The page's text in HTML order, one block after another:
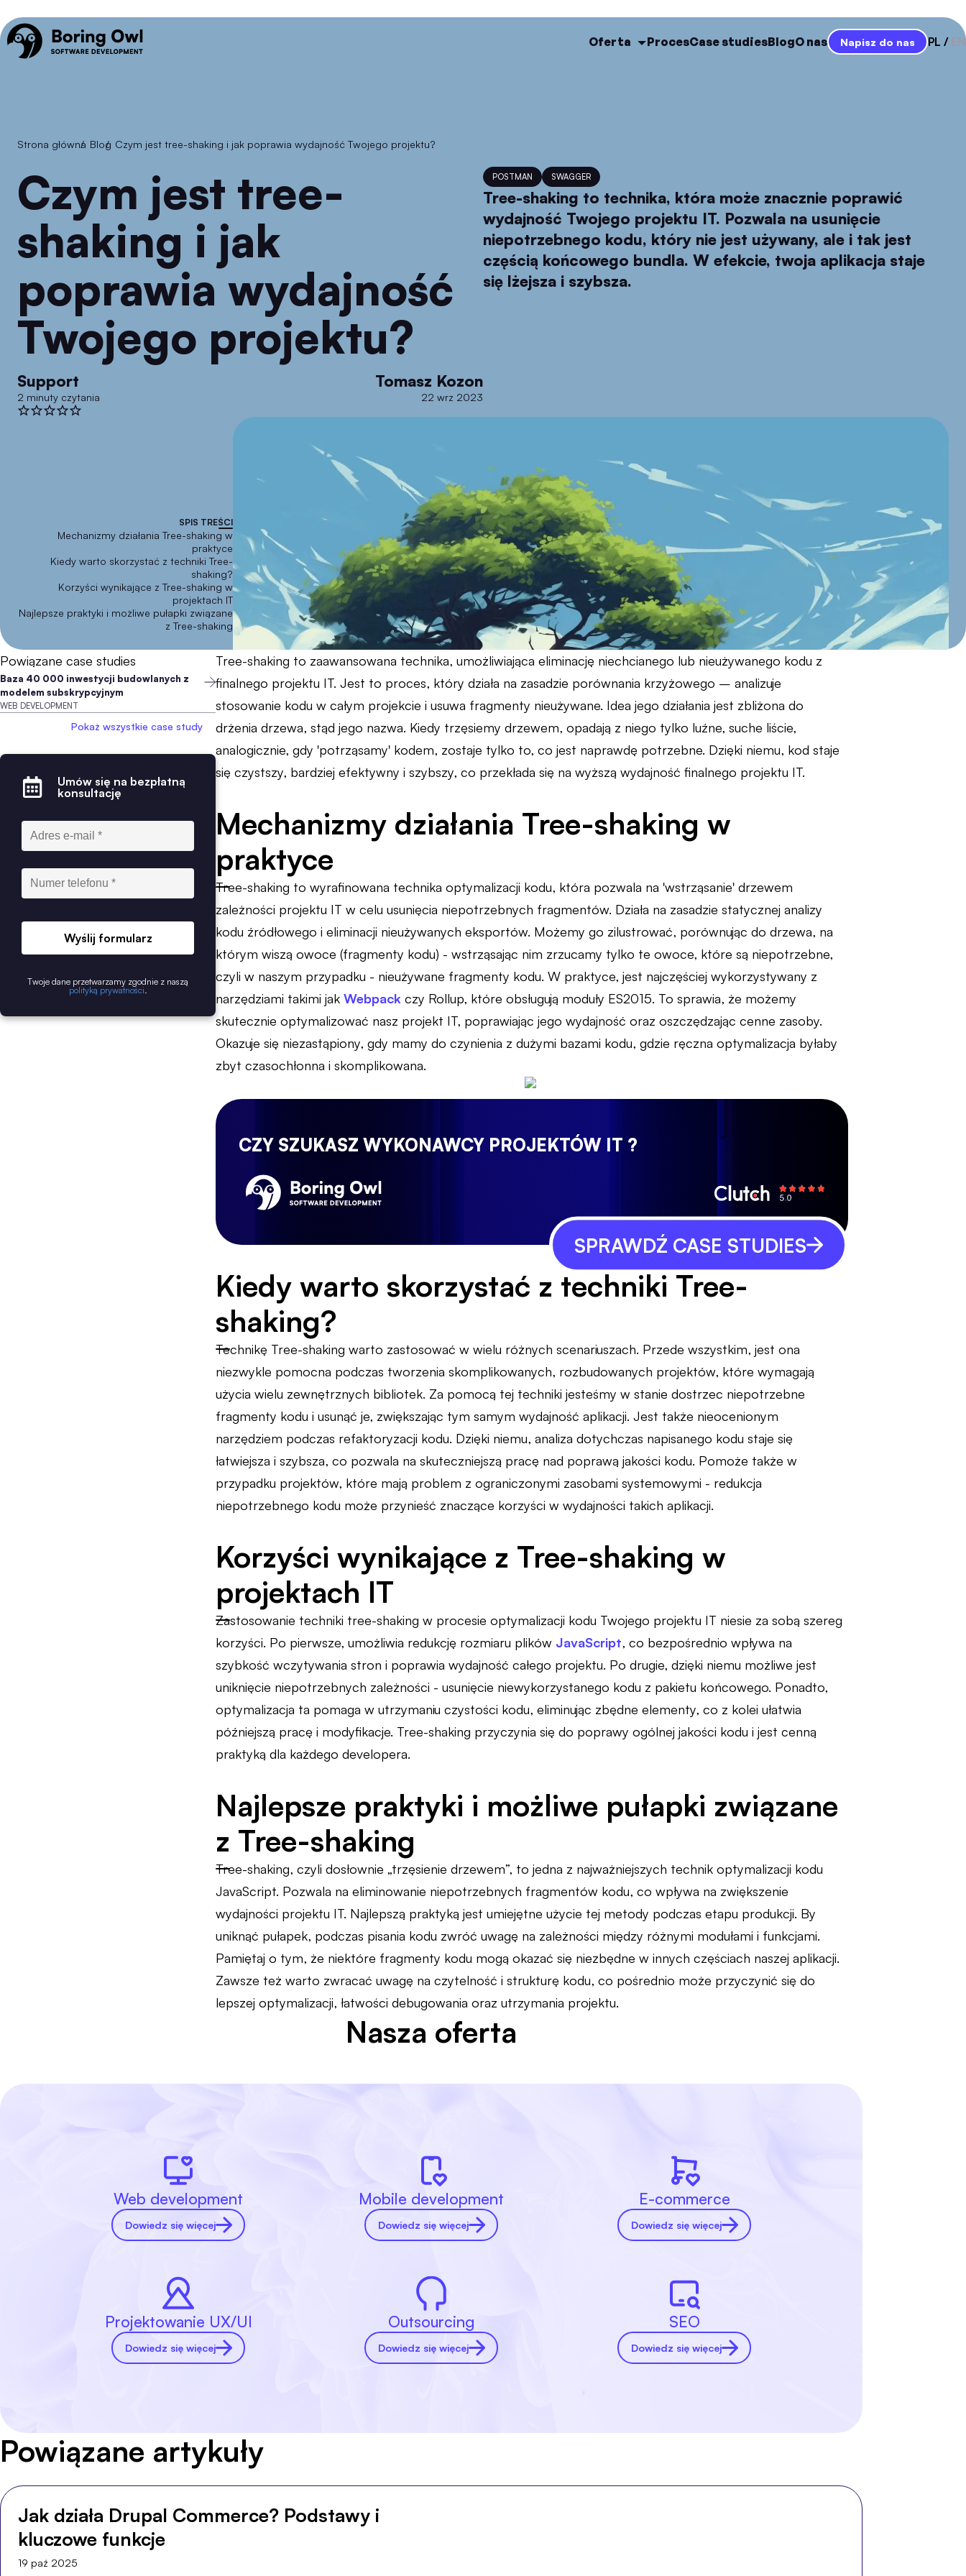
Oferta ProcesCase studiesBlogO nas Napisz do nas PL EN
Strona główna
/ Blog
/ Czym jest tree-shaking i jak poprawia wydajność Twojego projektu?
Czym jest tree-
shaking i jak
poprawia wydajność
Twojego projektu?
Support
2 minuty czytania
Tomasz Kozon
22 wrz 2023
POSTMAN SWAGGER
Tree-shaking to technika, która może znacznie poprawić
wydajność Twojego projektu IT. Pozwala na usunięcie
niepotrzebnego kodu, który nie jest używany, ale i tak jest
częścią końcowego bundla. W efekcie, twoja aplikacja staje
się lżejsza i szybsza.
SPIS TREŚCI
Mechanizmy działania Tree-shaking w
praktyce
Kiedy warto skorzystać z techniki Tree-
shaking?
Korzyści wynikające z Tree-shaking w
projektach IT
Najlepsze praktyki i możliwe pułapki związane
z Tree-shaking
Powiązane case studies
Baza 40 000 inwestycji budowlanych z
modelem subskrypcyjnym
WEB DEVELOPMENT
Pokaż wszystkie case study
Umów się na bezpłatną
konsultację
Wyślij formularz
Twoje dane przetwarzamy zgodnie z naszą
polityką prywatności
Tree-shaking to zaawansowana technika, umożliwiająca eliminację niechcianego lub nieużywanego kodu z
finalnego projektu IT. Jest to proces, który działa na zasadzie porównania krzyżowego – analizuje
stosowanie kodu w całym projekcie i usuwa fragmenty nieużywane. Idea jego działania jest zbliżona do
drżenia drzewa, stąd jego nazwa. Kiedy trzęsiemy drzewem, opadają z niego tylko luźne, suche liście,
analogicznie, gdy 'potrząsamy' kodem, zostaje tylko to, co jest naprawdę potrzebne. Dzięki niemu, kod staje
się czystszy, bardziej efektywny i szybszy, co przekłada się na wyższą wydajność finalnego projektu IT.
Mechanizmy działania Tree-shaking w
praktyce
Tree-shaking to wyrafinowana technika optymalizacji kodu, która pozwala na 'wstrząsanie' drzewem
zależności projektu IT w celu usunięcia niepotrzebnych fragmentów. Działa na zasadzie statycznej analizy
kodu źródłowego i eliminacji nieużywanych eksportów. Możemy go zilustrować, porównując do drzewa, na
którym wiszą owoce (fragmenty kodu) - wstrząsając nim zrzucamy tylko te owoce, które są niepotrzebne,
czyli w naszym przypadku - nieużywane fragmenty kodu. W praktyce, jest najczęściej wykorzystywany z
narzędziami takimi jak Webpack czy Rollup, które obsługują moduły ES2015. To sprawia, że możemy
skutecznie optymalizować nasz projekt IT, poprawiając jego wydajność oraz oszczędzając cenne zasoby.
Okazuje się niezastąpiony, gdy mamy do czynienia z dużymi bazami kodu, gdzie ręczna optymalizacja byłaby
zbyt czasochłonna i skomplikowana.
CZY SZUKASZ WYKONAWCY PROJEKTÓW IT ?
SPRAWDŹ CASE STUDIES
Kiedy warto skorzystać z techniki Tree-
shaking?
Technikę Tree-shaking warto zastosować w wielu różnych scenariuszach. Przede wszystkim, jest ona
niezwykle pomocna podczas tworzenia skomplikowanych, rozbudowanych projektów, które wymagają
użycia wielu zewnętrznych bibliotek. Za pomocą tej techniki jesteśmy w stanie dostrzec niepotrzebne
fragmenty kodu i usunąć je, zwiększając tym samym wydajność aplikacji. Jest także nieocenionym
narzędziem podczas refaktoryzacji kodu. Dzięki niemu, analiza dotychczas napisanego kodu staje się
łatwiejsza i szybsza, co pozwala na skuteczniejszą pracę nad poprawą jakości kodu. Pomoże także w
przypadku projektów, które mają problem z ograniczonymi zasobami systemowymi - redukcja
niepotrzebnego kodu może przynieść znaczące korzyści w wydajności takich aplikacji.
Korzyści wynikające z Tree-shaking w
projektach IT
Zastosowanie techniki tree-shaking w procesie optymalizacji kodu Twojego projektu IT niesie za sobą szereg
korzyści. Po pierwsze, umożliwia redukcję rozmiaru plików JavaScript, co bezpośrednio wpływa na
szybkość wczytywania stron i poprawia wydajność całego projektu. Po drugie, dzięki niemu możliwe jest
uniknięcie niepotrzebnych zależności - usunięcie niewykorzystanego kodu z pakietu końcowego. Ponadto,
optymalizacja ta pomaga w utrzymaniu czystości kodu, eliminując zbędne elementy, co z kolei ułatwia
późniejszą pracę i modyfikacje. Tree-shaking przyczynia się do poprawy ogólnej jakości kodu i jest cenną
praktyką dla każdego developera.
Najlepsze praktyki i możliwe pułapki związane
z Tree-shaking
Tree-shaking, czyli dosłownie „trzęsienie drzewem”, to jedna z najważniejszych technik optymalizacji kodu
JavaScript. Pozwala na eliminowanie niepotrzebnych fragmentów kodu, co wpływa na zwiększenie
wydajności projektu IT. Najlepszą praktyką jest umiejętne użycie tej metody podczas etapu produkcji. By
uniknąć pułapek, podczas pisania kodu zwróć uwagę na zależności między różnymi modułami i funkcjami.
Pamiętaj o tym, że niektóre fragmenty kodu mogą okazać się niezbędne w innych częściach naszej aplikacji.
Zawsze też warto zwracać uwagę na czytelność i strukturę kodu, co pośrednio może przyczynić się do
lepszej optymalizacji, łatwości debugowania oraz utrzymania projektu.
Nasza oferta
Web development
Dowiedz się więcej
Mobile development
Dowiedz się więcej
E-commerce
Dowiedz się więcej
Projektowanie UX/UI
Dowiedz się więcej
Outsourcing
Dowiedz się więcej
SEO
Dowiedz się więcej
Powiązane artykuły
Jak działa Drupal Commerce? Podstawy i
kluczowe funkcje
19 paź 2025